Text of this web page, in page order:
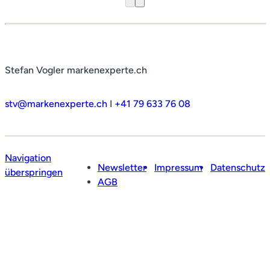
Stefan Vogler markenexperte.ch
stv@markenexperte.ch I +41 79 633 76 08
Navigation
überspringen
Newsletter Impressum
Datenschutz
AGB